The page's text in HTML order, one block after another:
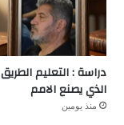
دراسة : التعليم الطريق
الذي يصنع الامم
منذ يومين